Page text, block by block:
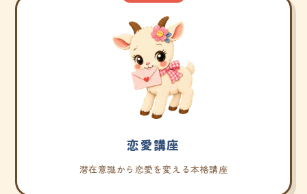
恋愛講座
潜在意識から恋愛を変える本格講座